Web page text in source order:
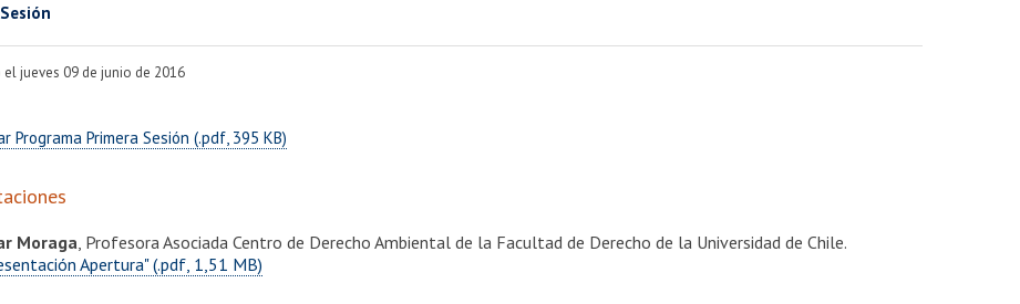
el jueves 09 de junio de 2016
Programa Primera Sesión (.pdf, 395 KB)
Moraga, Profesora Asociada Centro de Derecho Ambiental de la Facultad de Derecho de la Universidad de Chile.
Apertura" (.pdf, 1,51 MB)